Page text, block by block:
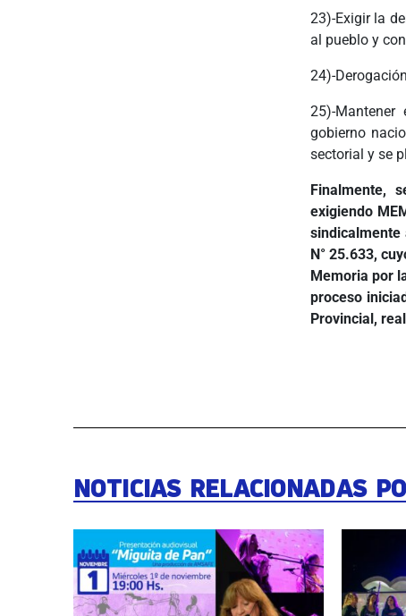
23)-Exigir la
al pueblo y
24)-
25)-
gobierno
sectorial y se
Finalmente,
exigiendo
sindicalmente
N° 25.633,
Memoria por
proceso
Provincial,
NOTICIAS RELACIONADAS